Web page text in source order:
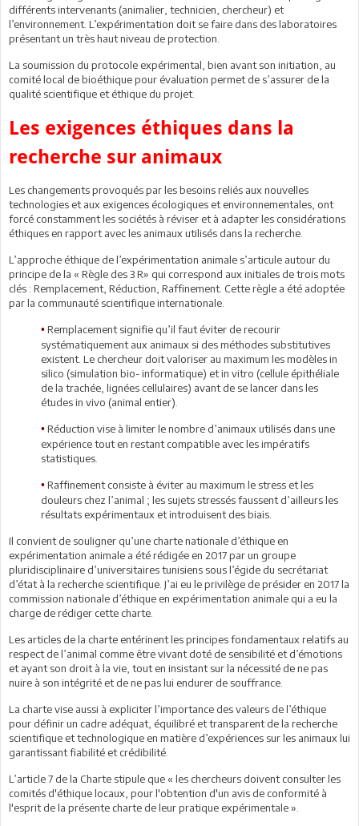
différents intervenants (animalier, technicien, chercheur) et
l’environnement. L’expérimentation doit se faire dans des laboratoires
présentant un très haut niveau de protection.
La soumission du protocole expérimental, bien avant son initiation, au
comité local de bioéthique pour évaluation permet de s’assurer de la
qualité scientifique et éthique du projet.
Les exigences éthiques dans la
recherche sur animaux
Les changements provoqués par les besoins reliés aux nouvelles
technologies et aux exigences écologiques et environnementales, ont
forcé constamment les sociétés à réviser et à adapter les considérations
éthiques en rapport avec les animaux utilisés dans la recherche.
L’approche éthique de l’expérimentation animale s’articule autour du
principe de la « Règle des 3 R» qui correspond aux initiales de trois mots
clés : Remplacement, Réduction, Raffinement. Cette règle a été adoptée
par la communauté scientifique internationale.
• Remplacement signifie qu’il faut éviter de recourir
systématiquement aux animaux si des méthodes substitutives
existent. Le chercheur doit valoriser au maximum les modèles in
silico (simulation bio- informatique) et in vitro (cellule épithéliale
de la trachée, lignées cellulaires) avant de se lancer dans les
études in vivo (animal entier).
• Réduction vise à limiter le nombre d’animaux utilisés dans une
expérience tout en restant compatible avec les impératifs
statistiques.
• Raffinement consiste à éviter au maximum le stress et les
douleurs chez l’animal ; les sujets stressés faussent d’ailleurs les
résultats expérimentaux et introduisent des biais.
Il convient de souligner qu’une charte nationale d’éthique en
expérimentation animale a été rédigée en 2017 par un groupe
pluridisciplinaire d’universitaires tunisiens sous l’égide du secrétariat
d’état à la recherche scientifique. J’ai eu le privilège de présider en 2017 la
commission nationale d’éthique en expérimentation animale qui a eu la
charge de rédiger cette charte.
Les articles de la charte entérinent les principes fondamentaux relatifs au
respect de l’animal comme être vivant doté de sensibilité et d’émotions
et ayant son droit à la vie, tout en insistant sur la nécessité de ne pas
nuire à son intégrité et de ne pas lui endurer de souffrance.
La charte vise aussi à expliciter l’importance des valeurs de l’éthique
pour définir un cadre adéquat, équilibré et transparent de la recherche
scientifique et technologique en matière d’expériences sur les animaux lui
garantissant fiabilité et crédibilité.
L’article 7 de la Charte stipule que « les chercheurs doivent consulter les
comités d'éthique locaux, pour l'obtention d'un avis de conformité à
l'esprit de la présente charte de leur pratique expérimentale ».